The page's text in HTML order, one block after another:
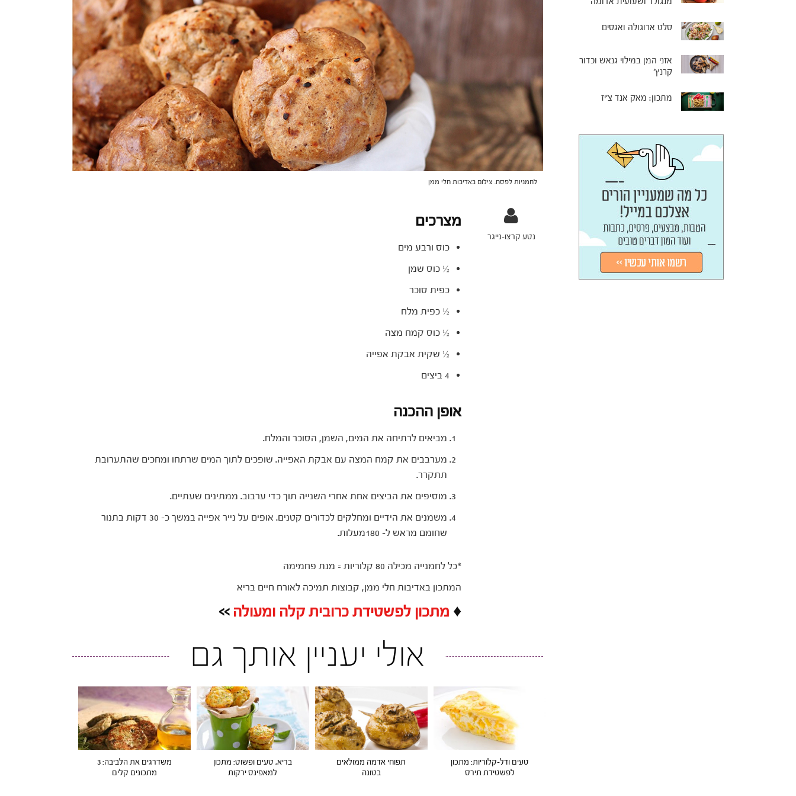
לחמניות לפסח. צילום באדיבות חלי ממן
נטע קרצו-נייגר
מצרכים
כוס ורבע מים
½ כוס שמן
כפית סוכר
½ כפית מלח
½ כוס קמח מצה
½ שקית אבקת אפייה
4 ביצים
אופן ההכנה
מביאים לרתיחה את המים, השמן, הסוכר והמלח.
מערבבים את קמח המצה עם אבקת האפייה. שופכים לתוך המים שרתחו ומחכים שהתערובת
תתקרר.
מוסיפים את הביצים אחת אחרי השנייה תוך כדי ערבוב. ממתינים שעתיים.
משמנים את הידיים ומחלקים לכדורים קטנים. אופים על נייר אפייה במשך כ- 30 דקות בתנור
שחומם מראש ל- 180מעלות.
*כל לחמנייה מכילה 80 קלוריות = מנת פחמימה
המתכון באדיבות חלי ממן, קבוצות תמיכה לאורח חיים בריא
♦ מתכון לפשטידת כרובית קלה ומעולה >>
אולי יעניין אותך גם
טעים ודל-קלוריות: מתכון
לפשטידת תירס
תפוחי אדמה ממולאים
בטונה
בריא, טעים ופשוט: מתכון
למאפינס ירקות
משדרגים את הלביבה: 3
מתכונים קלים
סלט ארוגולה ואגסים
אזני המן במילוי גנאש וכדור
קרנץ'
מתכון: מאק אנד צ'יז